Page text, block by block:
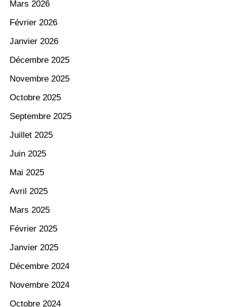
Mars 2026
Février 2026
Janvier 2026
Décembre 2025
Novembre 2025
Octobre 2025
Septembre 2025
Juillet 2025
Juin 2025
Mai 2025
Avril 2025
Mars 2025
Février 2025
Janvier 2025
Décembre 2024
Novembre 2024
Octobre 2024